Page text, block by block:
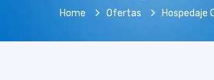
Home Ofertas Hospedaje